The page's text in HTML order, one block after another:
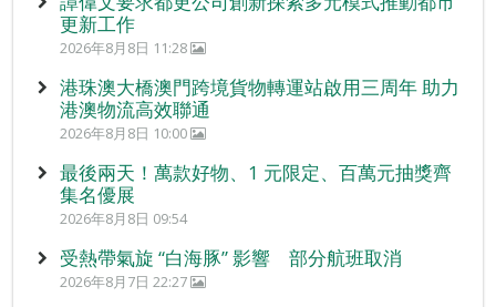
更新工作
2026年8月8日 11:28
港珠澳大橋澳門跨境貨物轉運站啟用三周年 助力
港澳物流高效聯通
2026年8月8日 10:00
最後兩天！萬款好物、1 元限定、百萬元抽獎齊
集名優展
2026年8月8日 09:54
受熱帶氣旋 “白海豚” 影響 部分航班取消
2026年8月7日 22:27